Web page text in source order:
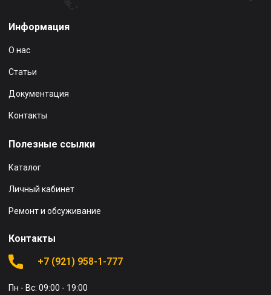
Информация
О нас
Статьи
Документация
Контакты
Полезные ссылки
Каталог
Личный кабинет
Ремонт и обсуживание
Контакты
+7 (921) 958-1-777
Пн - Вс: 09:00 - 19:00